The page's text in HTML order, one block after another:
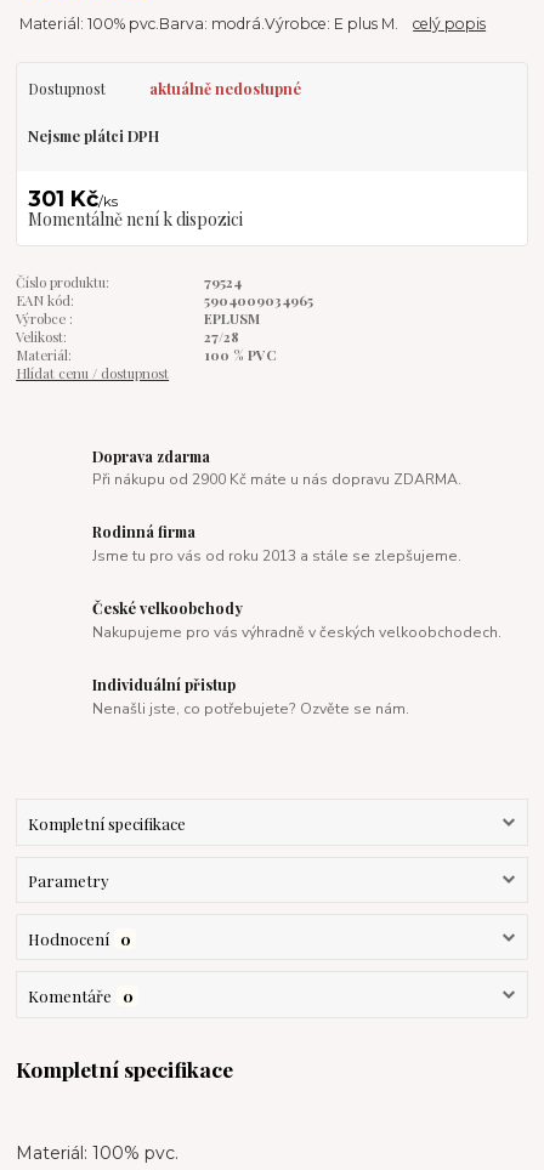
Materiál: 100% pvc.Barva: modrá.Výrobce: E plus M.celý popis
Dostupnost aktuálně nedostupné
Nejsme plátci DPH
301 Kč/ks
Momentálně není k dispozici
Číslo produktu:
79524
EAN kód:
5904009034965
Výrobce :
EPLUSM
Velikost:
27/28
Materiál:
100 % PVC
Hlídat cenu / dostupnost
Doprava zdarma
Při nákupu od 2900 Kč máte u nás dopravu ZDARMA.
Rodinná firma
Jsme tu pro vás od roku 2013 a stále se zlepšujeme.
České velkoobchody
Nakupujeme pro vás výhradně v českých velkoobchodech.
Individuální přistup
Nenašli jste, co potřebujete? Ozvěte se nám.
Kompletní specifikace
Parametry
Hodnocení 0
Komentáře 0
Kompletní specifikace
Materiál: 100% pvc.